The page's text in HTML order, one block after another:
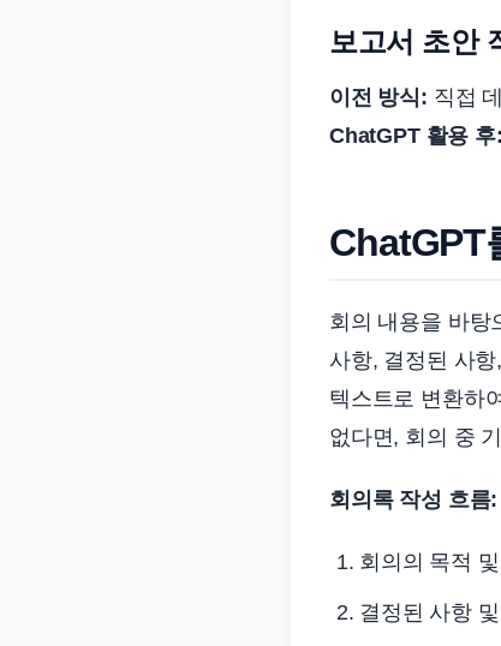
보고서 초안
이전 방식: 직접
ChatGPT 활용 후:
ChatGPT
회의 내용을 바탕
사항, 결정된 사
텍스트로 변환하
없다면, 회의 중
회의록 작성 흐름:
회의의 목적
결정된 사항